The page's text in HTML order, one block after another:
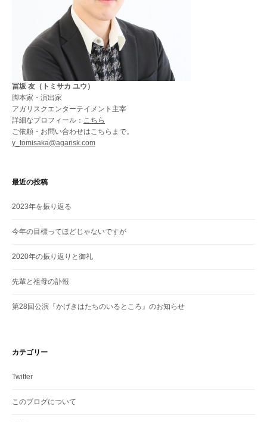
冨坂 友（トミサカ ユウ）
脚本家・演出家
アガリスクエンターテイメント主宰
詳細なプロフィール： こちら
ご依頼・お問い合わせはこちらまで。
y_tomisaka@agarisk.com
最近の投稿
2023年を振り返る
今年の目標ってほどじゃないですが
2020年の振り返りと御礼
先輩と祖母の訃報
第28回公演『かげきはたちのいるところ』のお知らせ
カテゴリー
Twitter
このブログについて